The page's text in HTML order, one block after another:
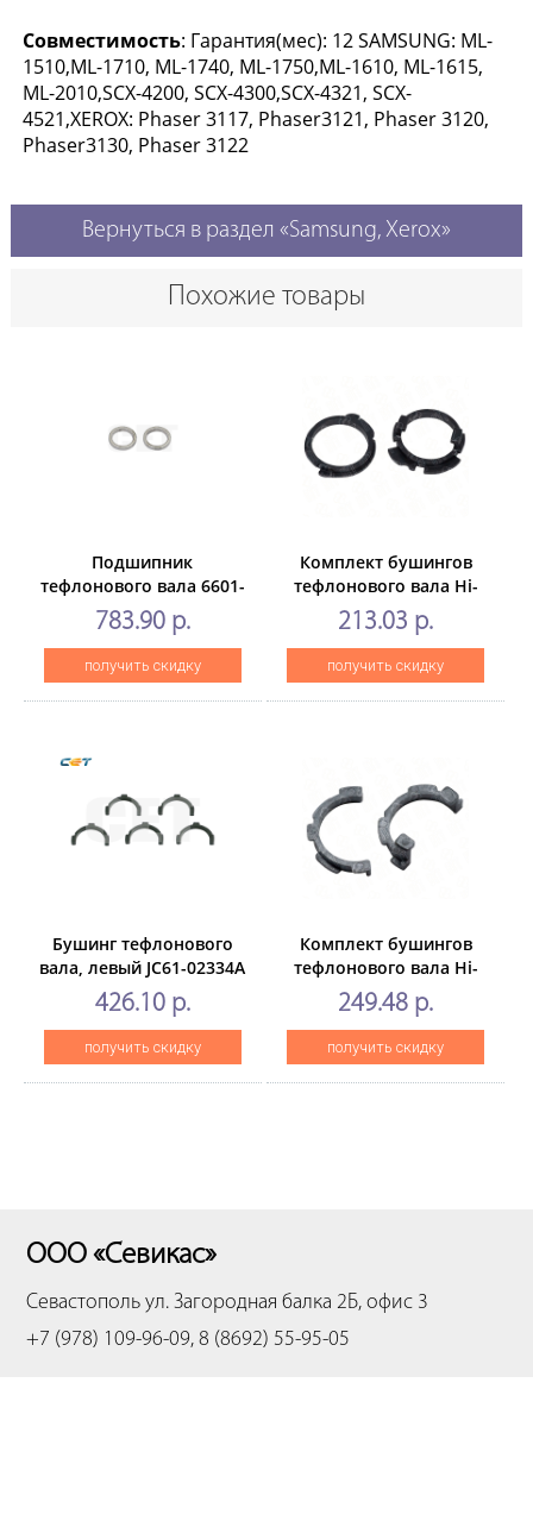
Совместимость: Гарантия(мес): 12 SAMSUNG: ML-
1510,ML-1710, ML-1740, ML-1750,ML-1610, ML-1615,
ML-2010,SCX-4200, SCX-4300,SCX-4321, SCX-
4521,XEROX: Phaser 3117, Phaser3121, Phaser 3120,
Phaser3130, Phaser 3122
Вернуться в раздел «Samsung, Xerox»
Похожие товары
Подшипник
тефлонового вала 6601-
001725 для SAMSUNGML-
3700/3710/3750 (CET), 2
шт/компл, CET331008
783.90 р.
получить скидку
Комплект бушингов
тефлонового вала Hi-
Black для SamsungML-
2250/2570/SCX-
4320/4500/4650
213.03 р.
получить скидку
Бушинг тефлонового
вала, левый JC61-02334A
для SAMSUNGML-2851ND
(CET), CET3678, CET3678R
426.10 р.
получить скидку
Комплект бушингов
тефлонового вала Hi-
Black для SamsungML-
2850/ 2851/SCX-4828/
4824, 2шт.
249.48 р.
получить скидку
ООО «Севикас»
Севастополь ул. Загородная балка 2Б, офис 3
+7 (978) 109-96-09, 8 (8692) 55-95-05